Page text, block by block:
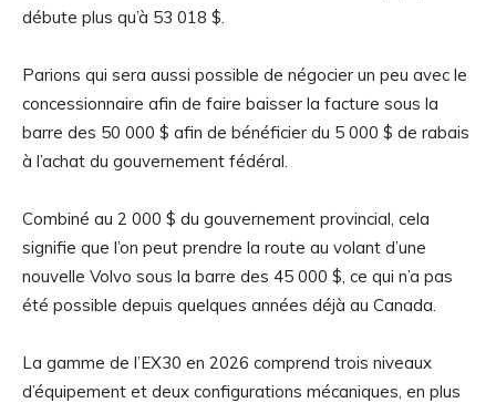
débute plus qu’à 53 018 $.
Parions qui sera aussi possible de négocier un peu avec le
concessionnaire afin de faire baisser la facture sous la
barre des 50 000 $ afin de bénéficier du 5 000 $ de rabais
à l’achat du gouvernement fédéral.
Combiné au 2 000 $ du gouvernement provincial, cela
signifie que l’on peut prendre la route au volant d’une
nouvelle Volvo sous la barre des 45 000 $, ce qui n’a pas
été possible depuis quelques années déjà au Canada.
La gamme de l’EX30 en 2026 comprend trois niveaux
d’équipement et deux configurations mécaniques, en plus